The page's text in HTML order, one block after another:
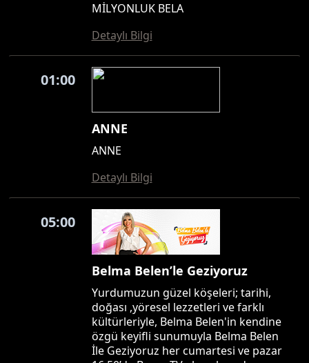
MİLYONLUK BELA
Detaylı Bilgi
01:00
ANNE
ANNE
Detaylı Bilgi
05:00
Belma Belen’le Geziyoruz
Yurdumuzun güzel köşeleri; tarihi,
doğası ,yöresel lezzetleri ve farklı
kültürleriyle, Belma Belen'in kendine
özgü keyifli sunumuyla Belma Belen
İle Geziyoruz her cumartesi ve pazar